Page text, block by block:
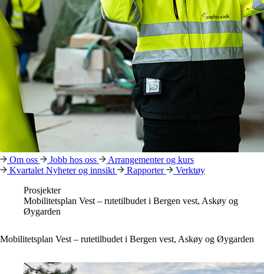
Om oss Jobb hos oss
Arrangementer og kurs
Kvartalet Nyheter og innsikt Rapporter
Verktøy
Prosjekter
Mobilitetsplan Vest – rutetilbudet i Bergen vest, Askøy og
Øygarden
Mobilitetsplan Vest – rutetilbudet i Bergen vest, Askøy og Øygarden